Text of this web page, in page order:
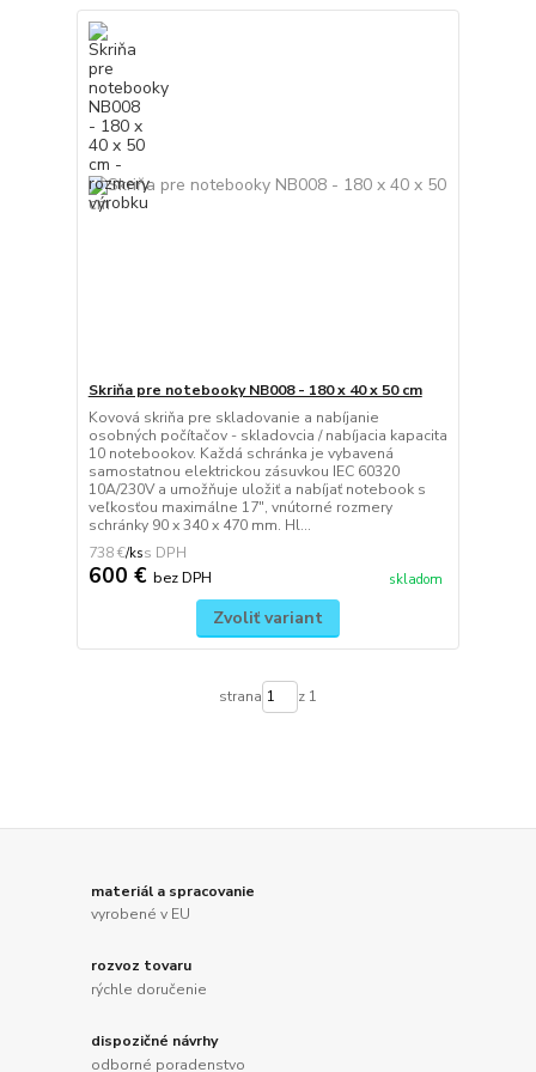
Skriňa pre notebooky NB008 - 180 x 40 x 50 cm
Kovová skriňa pre skladovanie a nabíjanie
osobných počítačov - skladovcia / nabíjacia kapacita
10 notebookov. Každá schránka je vybavená
samostatnou elektrickou zásuvkou IEC 60320
10A/230V a umožňuje uložiť a nabíjať notebook s
veľkosťou maximálne 17", vnútorné rozmery
schránky 90 x 340 x 470 mm. Hl...
738 €/ks
600 € bez DPH skladom
Zvoliť variant
strana z 1
materiál a spracovanie
vyrobené v EU
rozvoz tovaru
rýchle doručenie
dispozičné návrhy
odborné poradenstvo